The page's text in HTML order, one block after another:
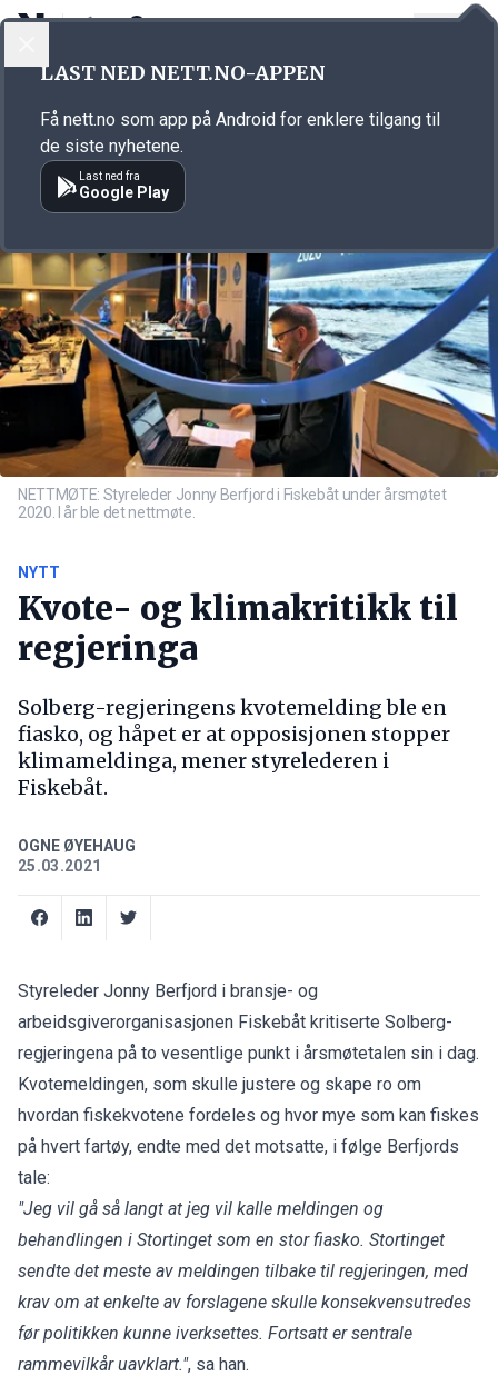
Annonsørinnhold
NETTMØTE: Styreleder Jonny Berfjord i Fiskebåt under årsmøtet
2020. I år ble det nettmøte.
NYTT
Kvote- og klimakritikk til
regjeringa
Solberg-regjeringens kvotemelding ble en
fiasko, og håpet er at opposisjonen stopper
klimameldinga, mener styrelederen i
Fiskebåt.
OGNE ØYEHAUG
25.03.2021
Styreleder Jonny Berfjord i bransje- og
arbeidsgiverorganisasjonen Fiskebåt kritiserte Solberg-
regjeringena på to vesentlige punkt i årsmøtetalen sin i dag.
Kvotemeldingen, som skulle justere og skape ro om
hvordan fiskekvotene fordeles og hvor mye som kan fiskes
på hvert fartøy, endte med det motsatte, i følge Berfjords
tale:
"Jeg vil gå så langt at jeg vil kalle meldingen og
behandlingen i Stortinget som en stor fiasko. Stortinget
sendte det meste av meldingen tilbake til regjeringen, med
krav om at enkelte av forslagene skulle konsekvensutredes
før politikken kunne iverksettes. Fortsatt er sentrale
rammevilkår uavklart.", sa han.
LAST NED NETT.NO-APPEN
Få nett.no som app på Android for enklere tilgang til
de siste nyhetene.
Last ned fra
Google Play